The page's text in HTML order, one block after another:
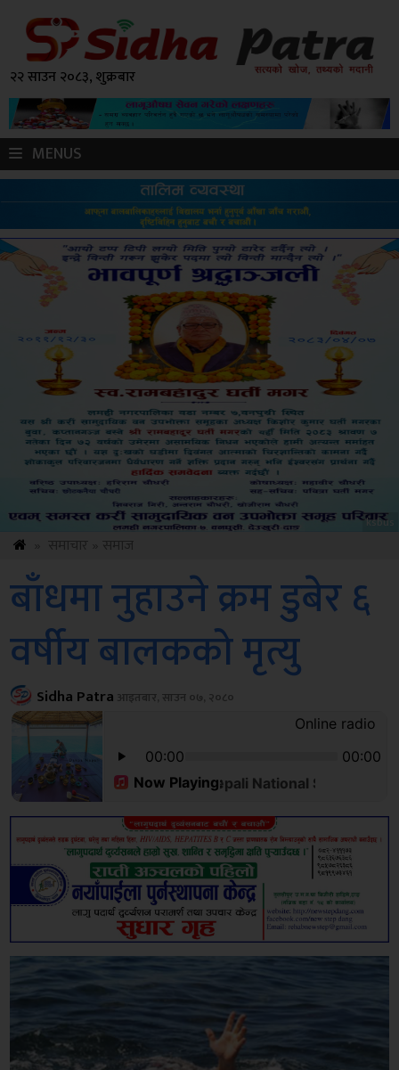
२२ साउन २०८३, शुक्रबार
MENUS
Amb
बाँधमा नुहाउने क्रम डुबेर ६
वर्षीय बालकको मृत्यु
Sidha Patra आइतबार, साउन ०७, २०८०